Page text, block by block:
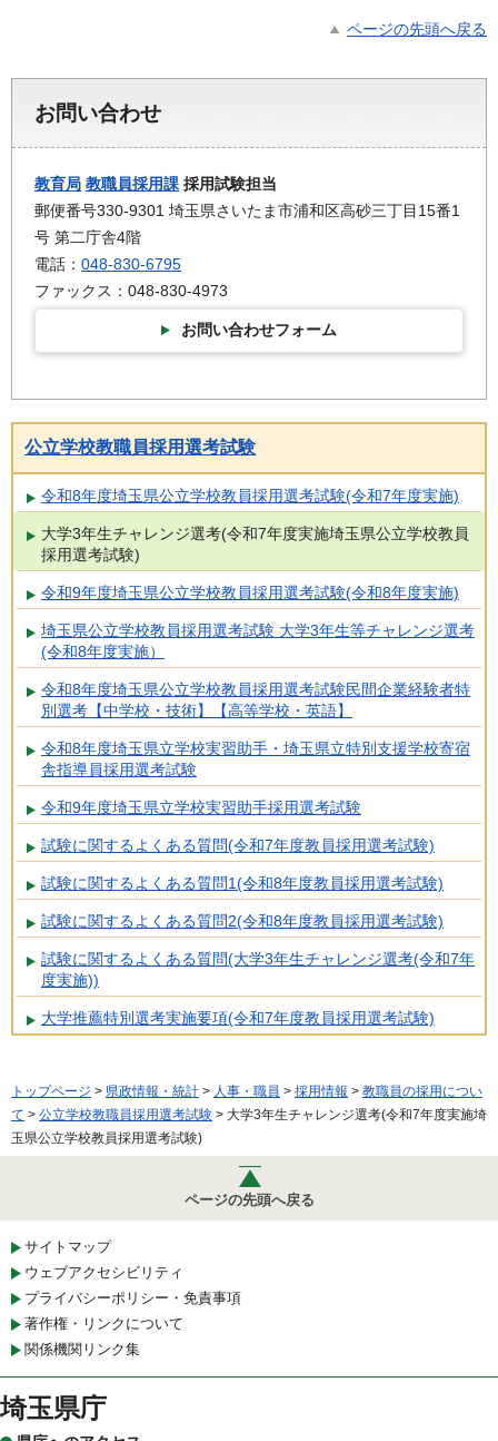
ページの先頭へ戻る
お問い合わせ
教育局 教職員採用課 採用試験担当
郵便番号330-9301 埼玉県さいたま市浦和区高砂三丁目15番1
号 第二庁舎4階
電話： 048-830-6795
ファックス：048-830-4973
お問い合わせフォーム
公立学校教職員採用選考試験
令和8年度埼玉県公立学校教員採用選考試験(令和7年度実施)
大学3年生チャレンジ選考(令和7年度実施埼玉県公立学校教員
採用選考試験)
令和9年度埼玉県公立学校教員採用選考試験(令和8年度実施)
埼玉県公立学校教員採用選考試験 大学3年生等チャレンジ選考
(令和8年度実施）
令和8年度埼玉県公立学校教員採用選考試験民間企業経験者特
別選考【中学校・技術】【高等学校・英語】
令和8年度埼玉県立学校実習助手・埼玉県立特別支援学校寄宿
舎指導員採用選考試験
令和9年度埼玉県立学校実習助手採用選考試験
試験に関するよくある質問(令和7年度教員採用選考試験)
試験に関するよくある質問1(令和8年度教員採用選考試験)
試験に関するよくある質問2(令和8年度教員採用選考試験)
試験に関するよくある質問(大学3年生チャレンジ選考(令和7年
度実施))
大学推薦特別選考実施要項(令和7年度教員採用選考試験)
トップページ > 県政情報・統計 > 人事・職員 > 採用情報 > 教職員の採用につい
て > 公立学校教職員採用選考試験 > 大学3年生チャレンジ選考(令和7年度実施埼
玉県公立学校教員採用選考試験)
ページの先頭へ戻る
サイトマップ
ウェブアクセシビリティ
プライバシーポリシー・免責事項
著作権・リンクについて
関係機関リンク集
埼玉県庁